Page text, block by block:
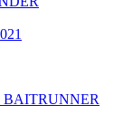
BAITRUNNER